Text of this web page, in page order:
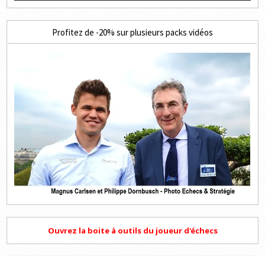
Profitez de -20% sur plusieurs packs vidéos
Ouvrez la boite à outils du joueur d'échecs